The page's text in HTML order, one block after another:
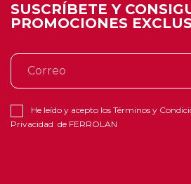
SUSCRÍBETE Y
PROMOCIONES
He leído y acepto los Términos y
Privacidad de FERROLAN